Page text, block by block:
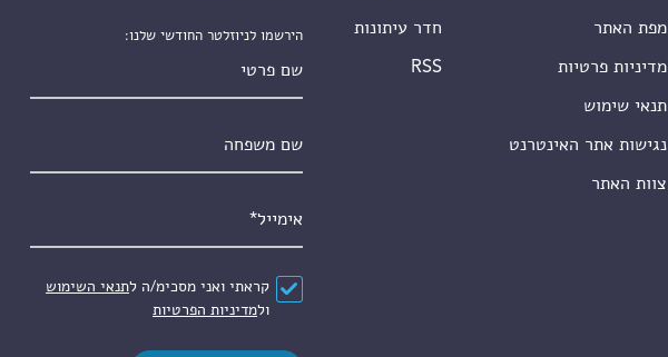
מפת האתר
מדיניות פרטיות
תנאי שימוש
נגישות אתר האינטרנט
צוות האתר
חדר עיתונות
RSS
הירשמו לניוזלטר החודשי שלנו:
הסכם*
קראתי ואני מסכימ/ה לתנאי השימוש
ולמדיניות הפרטיות